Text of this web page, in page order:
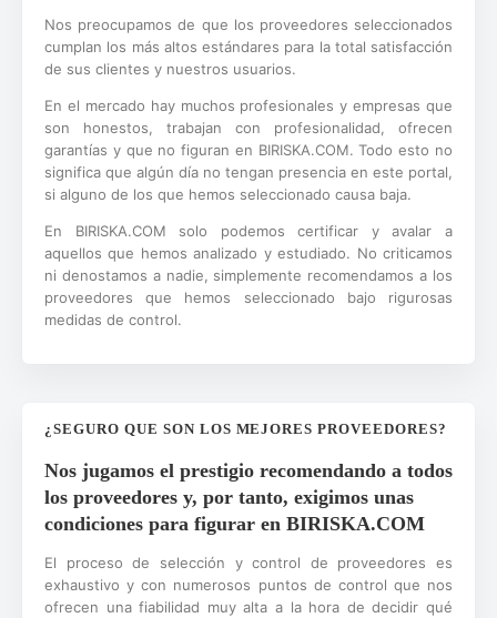
Nos preocupamos de que los proveedores seleccionados
cumplan los más altos estándares para la total satisfacción
de sus clientes y nuestros usuarios.
En el mercado hay muchos profesionales y empresas que
son honestos, trabajan con profesionalidad, ofrecen
garantías y que no figuran en BIRISKA.COM. Todo esto no
significa que algún día no tengan presencia en este portal,
si alguno de los que hemos seleccionado causa baja.
En BIRISKA.COM solo podemos certificar y avalar a
aquellos que hemos analizado y estudiado. No criticamos
ni denostamos a nadie, simplemente recomendamos a los
proveedores que hemos seleccionado bajo rigurosas
medidas de control.
¿SEGURO QUE SON LOS MEJORES PROVEEDORES?
Nos jugamos el prestigio recomendando a todos
los proveedores y, por tanto, exigimos unas
condiciones para figurar en BIRISKA.COM
El proceso de selección y control de proveedores es
exhaustivo y con numerosos puntos de control que nos
ofrecen una fiabilidad muy alta a la hora de decidir qué